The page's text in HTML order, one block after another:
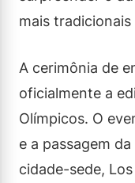
mais
A cerimônia de
oficialmente a
Olímpicos. O
e a passagem
cidade-sede,